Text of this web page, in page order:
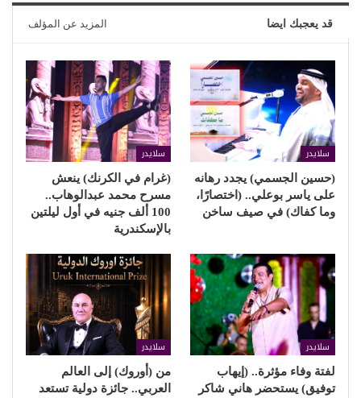
قد يعجبك ايضا المزيد عن المؤلف
سلايدر
(حسين الجسمي) يجدد رهانه
على ياسر بوعلي.. (اختصارًا،
وما كفاك) في صيف ساخن
سلايدر
(غرام في الكرنك) ينعش
مسرح محمد عبدالوهاب..
100 ألف جنيه في أول ليلتين
بالإسكندرية
سلايدر
لفتة وفاء مؤثرة.. (إيهاب
توفيق) يستحضر هاني شاكر
سلايدر
من (أوروك) إلى العالم
العربي.. جائزة دولية تستعد